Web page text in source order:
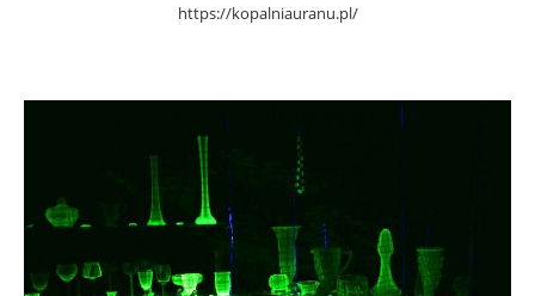
https://kopalniauranu.pl/